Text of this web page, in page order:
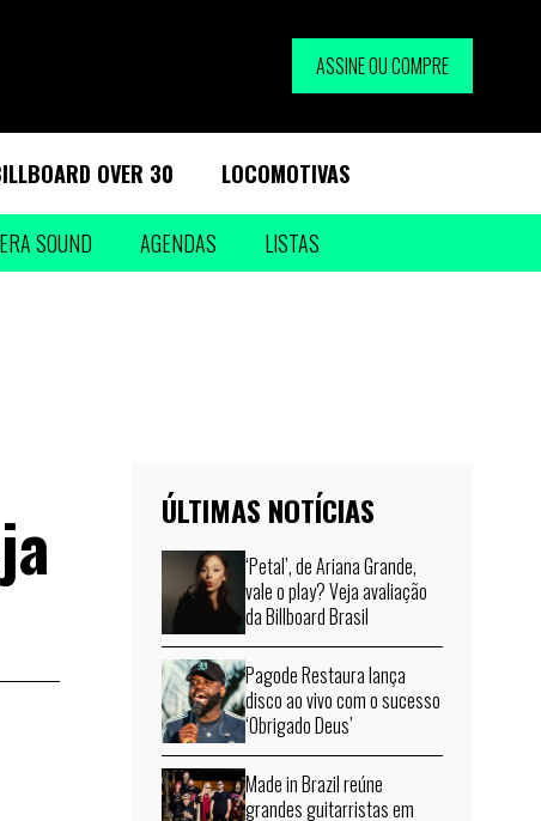
ASSINE OU COMPRE
OVER 30 LOCOMOTIVAS
SOUND AGENDAS LISTAS
ÚLTIMAS NOTÍCIAS
‘Petal’, de Ariana Grande,
vale o play? Veja avaliação
da Billboard Brasil
Pagode Restaura lança
disco ao vivo com o sucesso
‘Obrigado Deus’
Made in Brazil reúne
grandes guitarristas em